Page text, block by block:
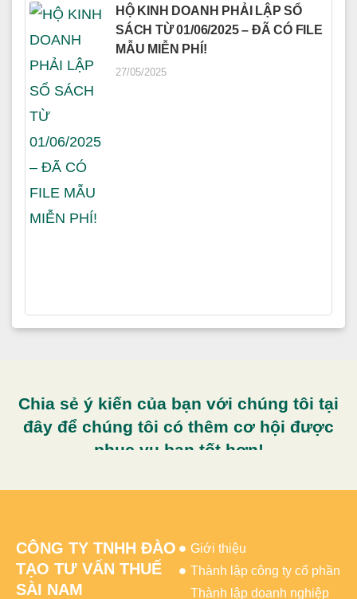
HỘ KINH DOANH PHẢI LẬP SỔ
SÁCH TỪ 01/06/2025 – ĐÃ CÓ FILE
MẪU MIỄN PHÍ!
27/05/2025
Chia sẻ ý kiến của bạn với chúng tôi tại
đây để chúng tôi có thêm cơ hội được
phục vụ bạn tốt hơn!
CÔNG TY TNHH ĐÀO
TẠO TƯ VẤN THUẾ
SÀI NAM
Giới thiệu
Thành lập công ty cổ phần
Thành lập doanh nghiệp